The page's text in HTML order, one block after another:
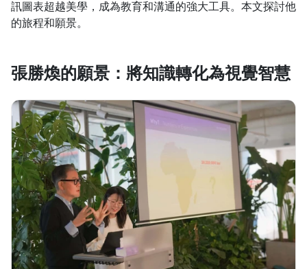
訊圖表超越美學，成為教育和溝通的強大工具。本文探討他
的旅程和願景。
張勝煥的願景：將知識轉化為視覺智慧